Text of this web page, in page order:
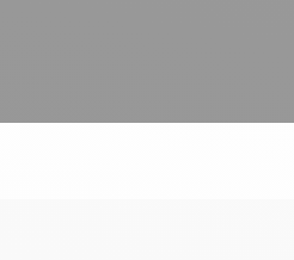
Nachrichten